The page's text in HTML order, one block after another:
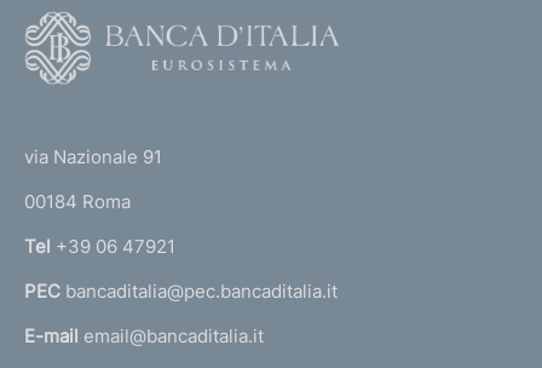
r
n
a
l
via Nazionale 91
00184 Roma
Tel +39 06 47921
PEC bancaditalia@pec.bancaditalia.it
E-mail email@bancaditalia.it